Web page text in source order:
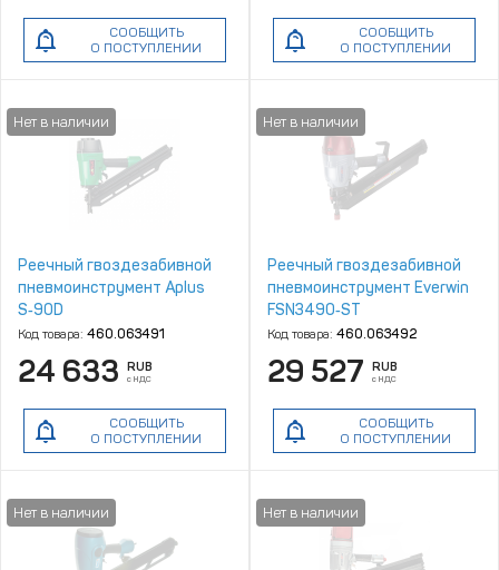
СООБЩИТЬ
О ПОСТУПЛЕНИИ
СООБЩИТЬ
О ПОСТУПЛЕНИИ
Реечный гвоздезабивной
пневмоинструмент Aplus
S‑90D
Код товара: 460.063491
24 633 RUB
с НДС
СООБЩИТЬ
О ПОСТУПЛЕНИИ
Реечный гвоздезабивной
пневмоинструмент Everwin
FSN3490‑ST
Код товара: 460.063492
29 527 RUB
с НДС
СООБЩИТЬ
О ПОСТУПЛЕНИИ